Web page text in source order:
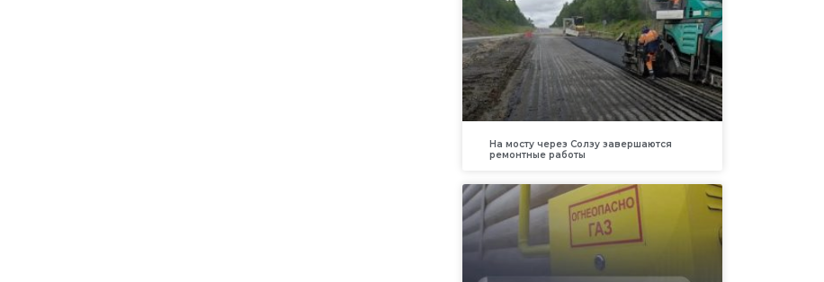
На мосту через Солзу завершаются
ремонтные работы